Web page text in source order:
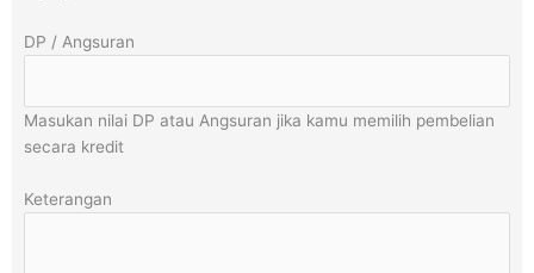
DP / Angsuran
Masukan nilai DP atau Angsuran jika kamu memilih pembelian
secara kredit
Keterangan